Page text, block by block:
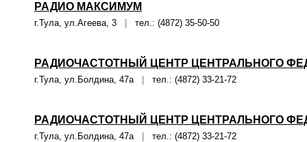
РАДИО МАКСИМУМ
г.Тула, ул.Агеева, 3 тел.: (4872) 35-50-50
РАДИОЧАСТОТНЫЙ ЦЕНТР ЦЕНТРАЛЬНОГО
г.Тула, ул.Болдина, 47а тел.: (4872) 33-21-72
РАДИОЧАСТОТНЫЙ ЦЕНТР ЦЕНТРАЛЬНОГО
г.Тула, ул.Болдина, 47а тел.: (4872) 33-21-72